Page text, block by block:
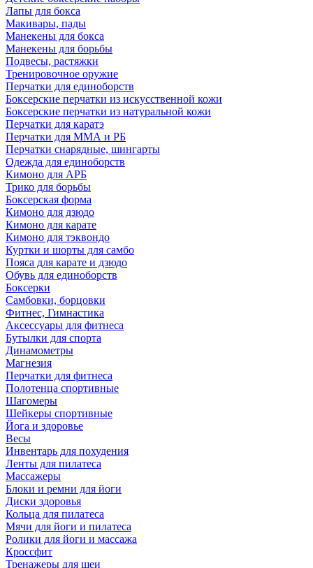
Лапы для бокса
Макивары, пады
Манекены для бокса
Манекены для борьбы
Подвесы, растяжки
Тренировочное оружие
Перчатки для единоборств
Боксерские перчатки из искусственной кожи
Боксерские перчатки из натуральной кожи
Перчатки для каратэ
Перчатки для ММА и РБ
Перчатки снарядные, шингарты
Одежда для единоборств
Кимоно для АРБ
Трико для борьбы
Боксерская форма
Кимоно для дзюдо
Кимоно для карате
Кимоно для тэквондо
Куртки и шорты для самбо
Пояса для карате и дзюдо
Обувь для единоборств
Боксерки
Самбовки, борцовки
Фитнес, Гимнастика
Аксессуары для фитнеса
Бутылки для спорта
Динамометры
Магнезия
Перчатки для фитнеса
Полотенца спортивные
Шагомеры
Шейкеры спортивные
Йога и здоровье
Весы
Инвентарь для похудения
Ленты для пилатеса
Массажеры
Блоки и ремни для йоги
Диски здоровья
Кольца для пилатеса
Мячи для йоги и пилатеса
Ролики для йоги и массажа
Кроссфит
Тренажеры для шеи